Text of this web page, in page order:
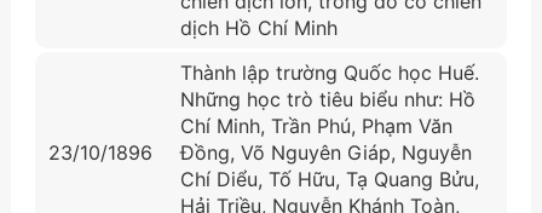
dịch Hồ Chí Minh
23/10/1896
Thành lập trường Quốc học Huế.
Những học trò tiêu biểu như: Hồ
Chí Minh, Trần Phú, Phạm Văn
Đồng, Võ Nguyên Giáp, Nguyễn
Chí Diểu, Tố Hữu, Tạ Quang Bửu,
Hải Triều, Nguyễn Khánh Toàn,